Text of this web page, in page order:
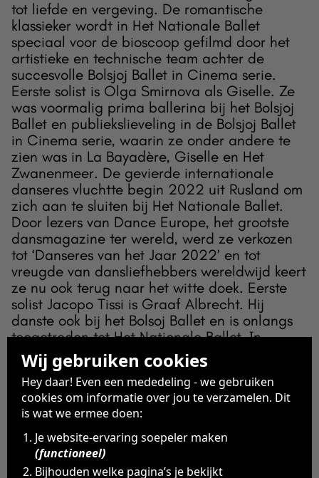
Wij gebruiken cookies
Hey daar! Even een mededeling - we gebruiken
cookies om informatie over jou te verzamelen. Dit
is wat we ermee doen:
Je website-ervaring soepeler maken
(functioneel)
Bijhouden welke pagina’s je bekijkt
tot liefde en vergeving. De romantische
klassieker wordt in Het Nationale Ballet
speciaal voor de bioscoop gefilmd door het
artistieke en technische team achter de
succesvolle Bolsjoj Ballet in Cinema serie.
Eerste solist is Olga Smirnova als Giselle. Ze
was voormalig prima ballerina bij het Bolsjoj
Ballet en publiekslieveling in de Bolsjoj Ballet
in Cinema serie, waarin ze onder andere te
zien was in La Bayadère, Giselle en Het
Zwanenmeer. De gevierde internationale
danseres vluchtte begin 2022 uit Rusland om
zich aan te sluiten bij Het Nationale Ballet.
Door lezers van Dance Europe, het grootste
dansmagazine ter wereld, werd ze verkozen
tot ‘Danseres van het Jaar 2022’ en tot
vreugde van dansliefhebbers wereldwijd keert
ze nu ook terug naar het witte doek. Eerste
solist Jacopo Tissi is Graaf Albrecht. Hij
danste ook bij het Bolsoj Ballet en is onlangs
toegetreden tot Het Nationale Ballet. In
februari 2020 dansten Smirnova en Tissi voor
het laatst samen live in de bioscoop Het
Zwanenmeer.
Bekijk de trailer